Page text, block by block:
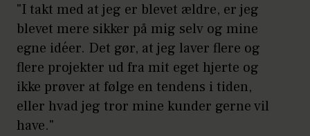
"I takt med at jeg er blevet ældre, er jeg
blevet mere sikker på mig selv og mine
egne idéer. Det gør, at jeg laver flere og
flere projekter ud fra mit eget hjerte og
ikke prøver at følge en tendens i tiden,
eller hvad jeg tror mine kunder gerne vil
have."